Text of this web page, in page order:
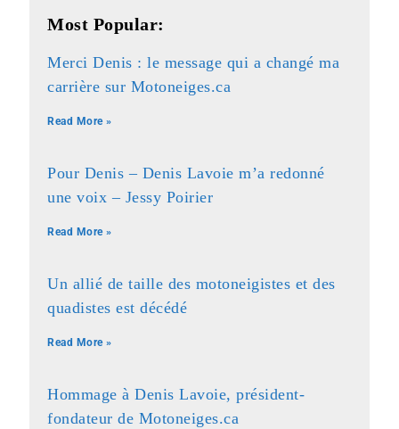
Most Popular:
Merci Denis : le message qui a changé ma
carrière sur Motoneiges.ca
Read More »
Pour Denis – Denis Lavoie m’a redonné
une voix – Jessy Poirier
Read More »
Un allié de taille des motoneigistes et des
quadistes est décédé
Read More »
Hommage à Denis Lavoie, président-
fondateur de Motoneiges.ca